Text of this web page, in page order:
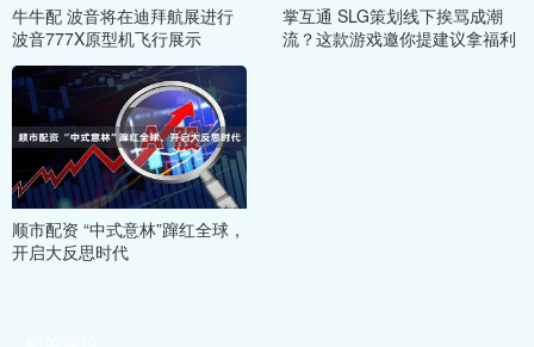
牛牛配 波音将在迪拜航展进行
波音777X原型机飞行展示
掌互通 SLG策划线下挨骂成潮
流？这款游戏邀你提建议拿福利
顺市配资 “中式意林”蹿红全球，
开启大反思时代